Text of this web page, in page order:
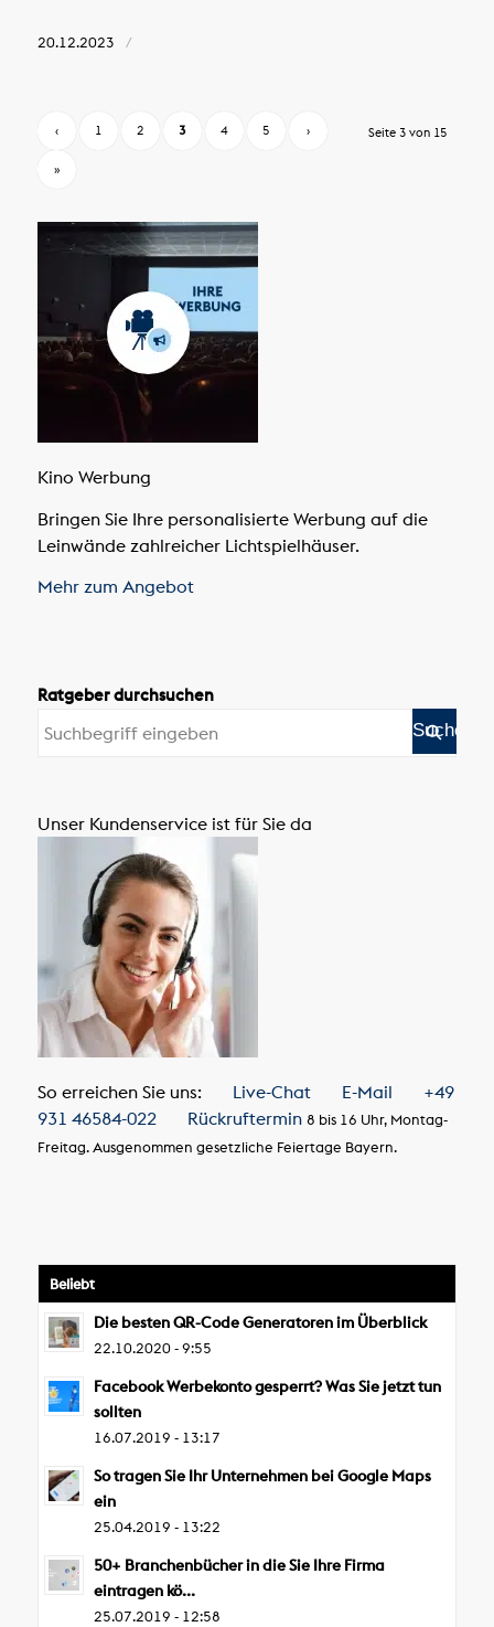
20.12.2023 /
Seite 3 von 15
‹ 1 2 3 4 5 ›
»
Kino Werbung
Bringen Sie Ihre personalisierte Werbung auf die
Leinwände zahlreicher Lichtspielhäuser.
Mehr zum Angebot
Ratgeber durchsuchen
Unser Kundenservice ist für Sie da
So erreichen Sie uns: Live-Chat E-Mail
+49
931 46584-022
Rückruftermin 8 bis 16 Uhr, Montag-
Freitag. Ausgenommen gesetzliche Feiertage Bayern.
Beliebt
Die besten QR-Code Generatoren im Überblick
22.10.2020 - 9:55
Facebook Werbekonto gesperrt? Was Sie jetzt tun
sollten
16.07.2019 - 13:17
So tragen Sie Ihr Unternehmen bei Google Maps
ein
25.04.2019 - 13:22
50+ Branchenbücher in die Sie Ihre Firma
eintragen kö...
25.07.2019 - 12:58